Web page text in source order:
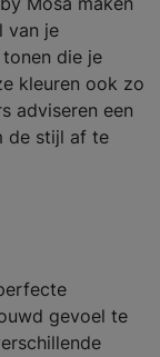
van je
die je
kleuren ook zo
adviseren een
de stijl af te
gevoel te